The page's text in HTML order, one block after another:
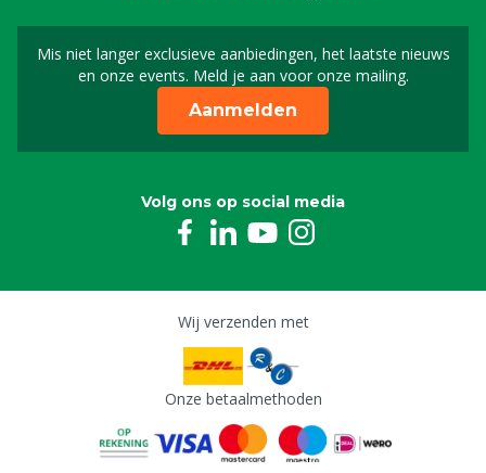
Mis niet langer exclusieve aanbiedingen, het laatste nieuws
en onze events. Meld je aan voor onze mailing.
Schrijf je in voor onze
Aanmelden
Volg ons op social media
Wij verzenden met
Onze betaalmethoden